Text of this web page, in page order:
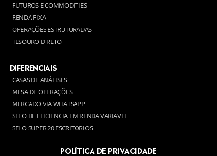
FUTUROS E COMMODITIES
RENDA FIXA
OPERAÇÕES ESTRUTURADAS
TESOURO DIRETO
DIFERENCIAIS
CASAS DE ANÁLISES
MESA DE OPERAÇÕES
MERCADO VIA WHATSAPP
SELO DE EFICIÊNCIA EM RENDA VARIÁVEL
SELO SUPER 20 ESCRITÓRIOS
POLÍTICA DE PRIVACIDADE